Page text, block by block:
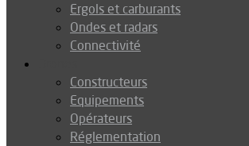
Ergols et carburants
Ondes et radars
Connectivité
Constructeurs
Equipements
Opérateurs
Réglementation